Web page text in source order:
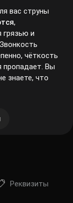
вас струны
,
грязью и
чёткость
пропадает. Вы
знаете, что
Реквизиты